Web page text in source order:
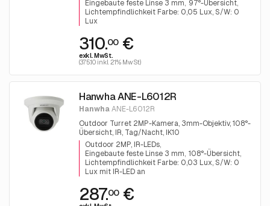
Eingebaute feste Linse 3 mm 97°-Übersicht
Lichtempfindlichkeit Farbe: 0,05 Lux, S/W: 0
Lux
310.00€
exkl. MwSt.
(375.10 inkl. 21% MwSt)
Hanwha ANE-L6012R
HanwhaANE-L6012R
Outdoor Turret 2MP-Kamera, 3mm-Objektiv, 108°-
Übersicht, IR, Tag/Nacht, IK10
Outdoor 2MP, IR-LEDs
Eingebaute feste Linse 3 mm 108°-Übersicht
Lichtempfindlichkeit Farbe: 0,03 Lux, S/W: 0
Lux mit IR-LED an
287.00€